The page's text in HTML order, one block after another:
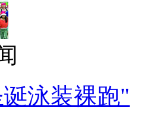
泳装裸跑"